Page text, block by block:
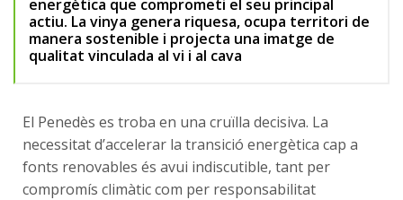
energètica que comprometi el seu principal
actiu. La vinya genera riquesa, ocupa territori de
manera sostenible i projecta una imatge de
qualitat vinculada al vi i al cava
El Penedès es troba en una cruïlla decisiva. La
necessitat d’accelerar la transició energètica cap a
fonts renovables és avui indiscutible, tant per
compromís climàtic com per responsabilitat